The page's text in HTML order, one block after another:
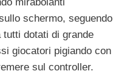
schermo, seguendo
dotati di grande
giocatori pigiando con
sul controller.